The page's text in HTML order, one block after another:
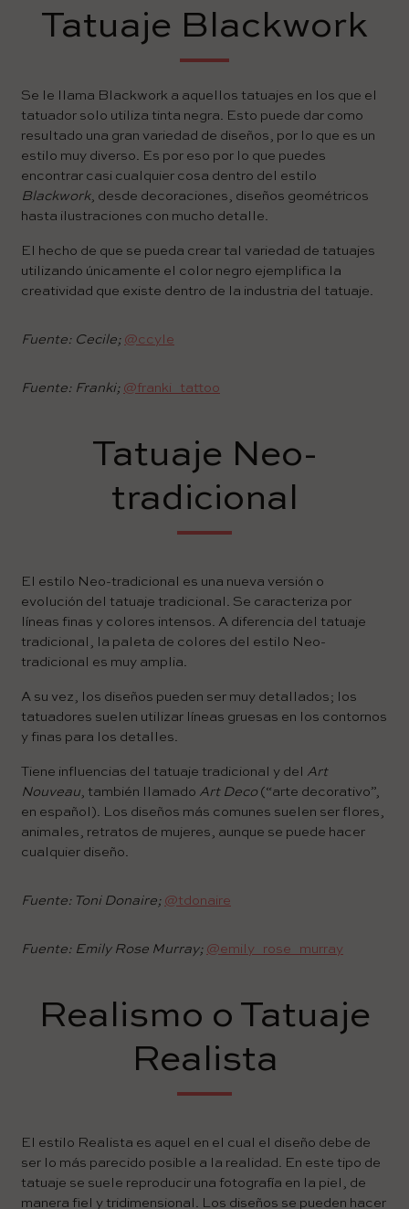
Tatuaje Blackwork
Se le llama Blackwork a aquellos tatuajes en los que el
tatuador solo utiliza tinta negra. Esto puede dar como
resultado una gran variedad de diseños, por lo que es un
estilo muy diverso. Es por eso por lo que puedes
encontrar casi cualquier cosa dentro del estilo
Blackwork, desde decoraciones, diseños geométricos
hasta ilustraciones con mucho detalle.
El hecho de que se pueda crear tal variedad de tatuajes
utilizando únicamente el color negro ejemplifica la
creatividad que existe dentro de la industria del tatuaje.
Fuente: Cecile; @ccyle
Fuente: Franki; @franki_tattoo
Tatuaje Neo-
tradicional
El estilo Neo-tradicional es una nueva versión o
evolución del tatuaje tradicional. Se caracteriza por
líneas finas y colores intensos. A diferencia del tatuaje
tradicional, la paleta de colores del estilo Neo-
tradicional es muy amplia.
A su vez, los diseños pueden ser muy detallados; los
tatuadores suelen utilizar líneas gruesas en los contornos
y finas para los detalles.
Tiene influencias del tatuaje tradicional y del Art
Nouveau, también llamado Art Deco (“arte decorativo”,
en español). Los diseños más comunes suelen ser flores,
animales, retratos de mujeres, aunque se puede hacer
cualquier diseño.
Fuente: Toni Donaire; @tdonaire
Fuente: Emily Rose Murray; @emily_rose_murray
Realismo o Tatuaje
Realista
El estilo Realista es aquel en el cual el diseño debe de
ser lo más parecido posible a la realidad. En este tipo de
tatuaje se suele reproducir una fotografía en la piel, de
manera fiel y tridimensional. Los diseños se pueden hacer